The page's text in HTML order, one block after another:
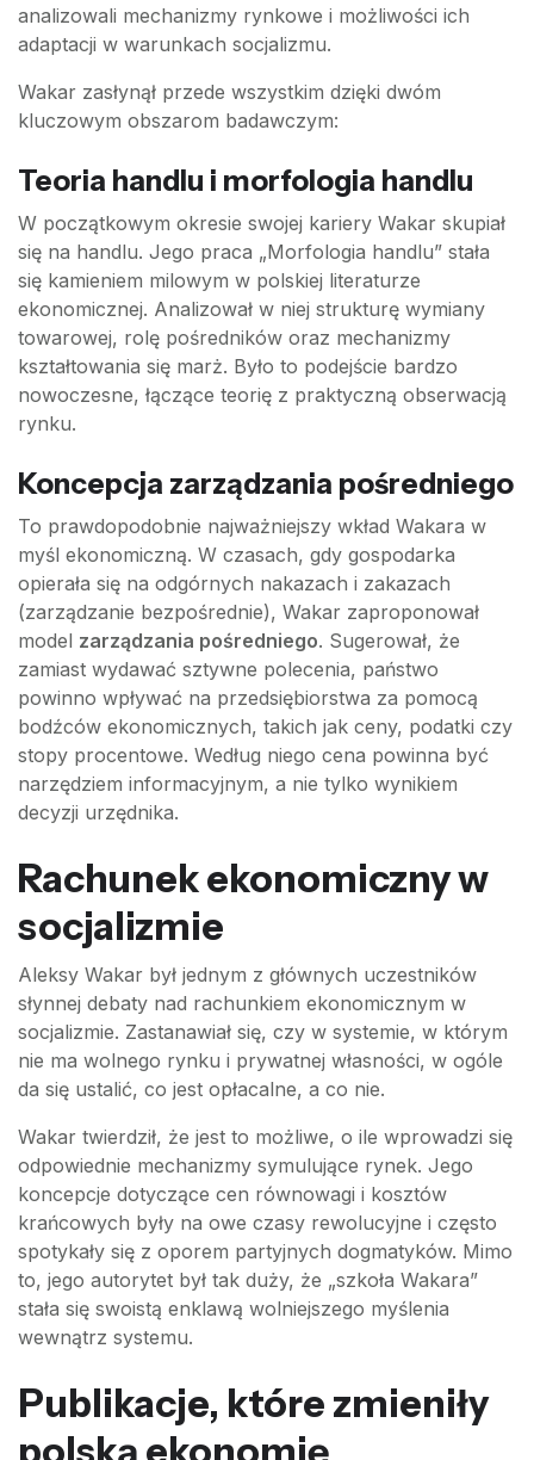
analizowali mechanizmy rynkowe i możliwości ich
adaptacji w warunkach socjalizmu.
Wakar zasłynął przede wszystkim dzięki dwóm
kluczowym obszarom badawczym:
Teoria handlu i morfologia handlu
W początkowym okresie swojej kariery Wakar skupiał
się na handlu. Jego praca „Morfologia handlu” stała
się kamieniem milowym w polskiej literaturze
ekonomicznej. Analizował w niej strukturę wymiany
towarowej, rolę pośredników oraz mechanizmy
kształtowania się marż. Było to podejście bardzo
nowoczesne, łączące teorię z praktyczną obserwacją
rynku.
Koncepcja zarządzania pośredniego
To prawdopodobnie najważniejszy wkład Wakara w
myśl ekonomiczną. W czasach, gdy gospodarka
opierała się na odgórnych nakazach i zakazach
(zarządzanie bezpośrednie), Wakar zaproponował
model zarządzania pośredniego. Sugerował, że
zamiast wydawać sztywne polecenia, państwo
powinno wpływać na przedsiębiorstwa za pomocą
bodźców ekonomicznych, takich jak ceny, podatki czy
stopy procentowe. Według niego cena powinna być
narzędziem informacyjnym, a nie tylko wynikiem
decyzji urzędnika.
Rachunek ekonomiczny w
socjalizmie
Aleksy Wakar był jednym z głównych uczestników
słynnej debaty nad rachunkiem ekonomicznym w
socjalizmie. Zastanawiał się, czy w systemie, w którym
nie ma wolnego rynku i prywatnej własności, w ogóle
da się ustalić, co jest opłacalne, a co nie.
Wakar twierdził, że jest to możliwe, o ile wprowadzi się
odpowiednie mechanizmy symulujące rynek. Jego
koncepcje dotyczące cen równowagi i kosztów
krańcowych były na owe czasy rewolucyjne i często
spotykały się z oporem partyjnych dogmatyków. Mimo
to, jego autorytet był tak duży, że „szkoła Wakara”
stała się swoistą enklawą wolniejszego myślenia
wewnątrz systemu.
Publikacje, które zmieniły
polską ekonomię